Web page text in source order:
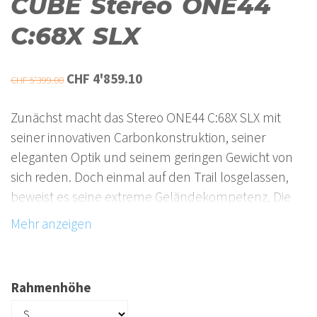
C:68X SLX
CHF5'399.00 Ursprünglicher
war:
CHF 5'399.00
CHF 4'859.10Aktueller
ist:
CHF 4'859.10.
Zunächst macht das Stereo ONE44 C:68X SLX mit
seiner innovativen Carbonkonstruktion, seiner
eleganten Optik und seinem geringen Gewicht von
sich reden. Doch einmal auf den Trail losgelassen,
beweist es seine extreme Geländekompetenz. Die
hat es unter anderem einer RockShox Pike Ultimate
Federgabel und dem Deluxe Ultimate Dämpfer zu
Kombination mit hydraulischen Magura MT5
Rahmenhöhe